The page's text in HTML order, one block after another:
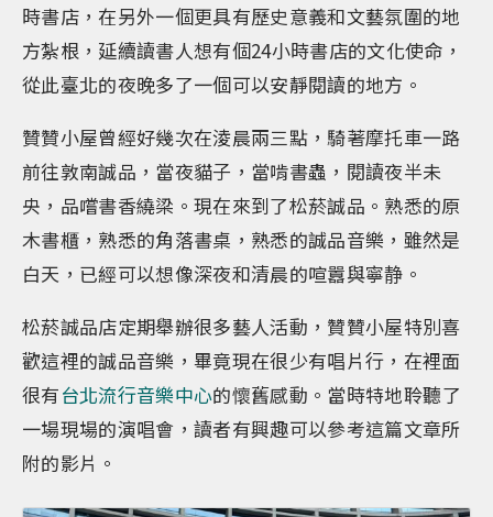
時書店，在另外一個更具有歷史意義和文藝氛圍的地
方紮根，延續讀書人想有個24小時書店的文化使命，
從此臺北的夜晚多了一個可以安靜閱讀的地方。
贊贊小屋曾經好幾次在淩晨兩三點，騎著摩托車一路
前往敦南誠品，當夜貓子，當啃書蟲，閱讀夜半未
央，品嚐書香繞梁。現在來到了松菸誠品。熟悉的原
木書櫃，熟悉的角落書桌，熟悉的誠品音樂，雖然是
白天，已經可以想像深夜和清晨的喧囂與寧静。
松菸誠品店定期舉辦很多藝人活動，贊贊小屋特別喜
歡這裡的誠品音樂，畢竟現在很少有唱片行，在裡面
很有台北流行音樂中心的懷舊感動。當時特地聆聽了
一場現場的演唱會，讀者有興趣可以參考這篇文章所
附的影片。